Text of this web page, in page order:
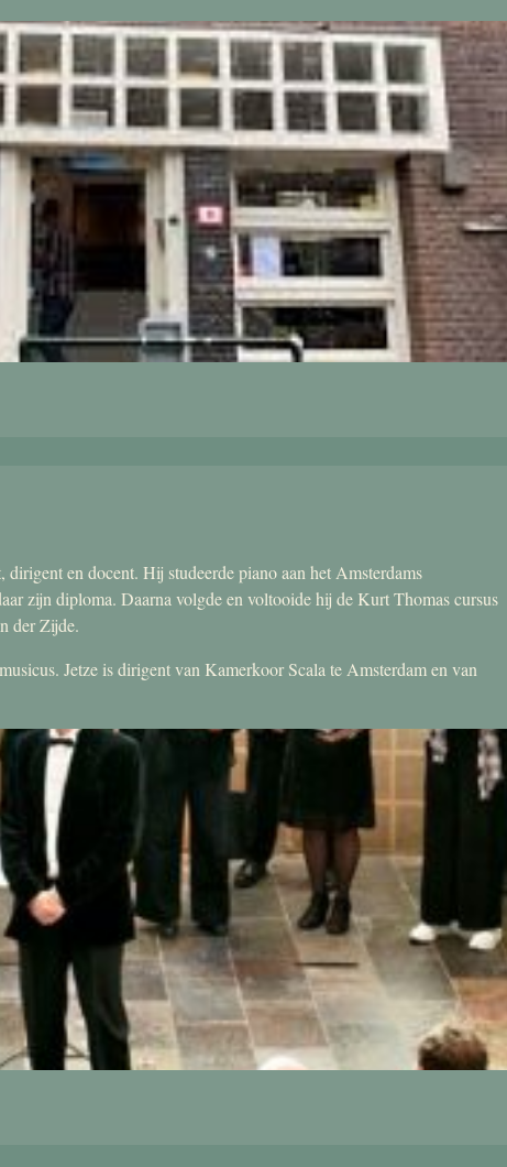
en docent. Hij studeerde piano aan het Amsterdams
zijn diploma. Daarna volgde en voltooide hij de Kurt Thomas cursus
der Zijde.
Jetze is dirigent van Kamerkoor Scala te Amsterdam en van